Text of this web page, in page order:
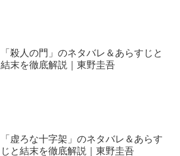
「殺人の門」のネタバレ＆あらすじと
結末を徹底解説｜東野圭吾
「虚ろな十字架」のネタバレ＆あらす
じと結末を徹底解説｜東野圭吾